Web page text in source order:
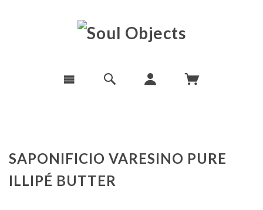
SAPONIFICIO VARESINO PURE
ILLIPÉ BUTTER